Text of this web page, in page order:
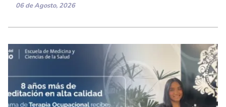
06 de Agosto, 2026